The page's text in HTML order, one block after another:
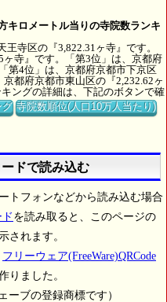
キロメートル当りの寺院数ランキ
王寺区の『3,822.31ヶ寺』です。
ヶ寺』です。「第3位」は、京都府
第4位」は、京都府京都市下京区
都府京都市東山区の『2,232.62ヶ
ングの詳細は、下記のボタンで確
グ 寺院数順位(人口10万人当たり)
ドで読み込む
トフォンなどから読み込む場合
を読み取ると、このページの
されます。
フリーウェア(FreeWare)QRCode
りました。
ーブの登録商標です）